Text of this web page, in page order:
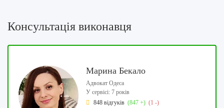
Консультація виконавця
Марина Бекало
Адвокат Одеса
У сервісі: 7 років
848 відгуків (847 +) (1 -)